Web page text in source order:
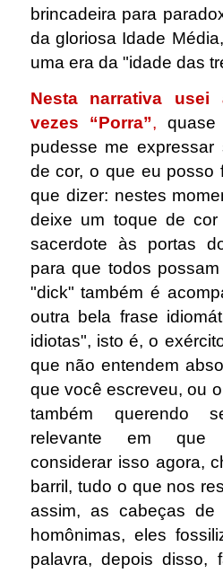
brincadeira para
da gloriosa Idade
uma era da "idade das
Nesta narrativa usei
vezes “Porra”,
pudesse me expressar
de cor, o que eu posso
que dizer: nestes
deixe um toque de
sacerdote às portas
para que todos
"dick" também é
outra bela frase
idiotas", isto é, o
que não entendem
que você escreveu, ou
também querendo
relevante em que
considerar isso agora,
barril, tudo o que nos
assim, as cabeças de
homônimas, eles
palavra, depois disso,